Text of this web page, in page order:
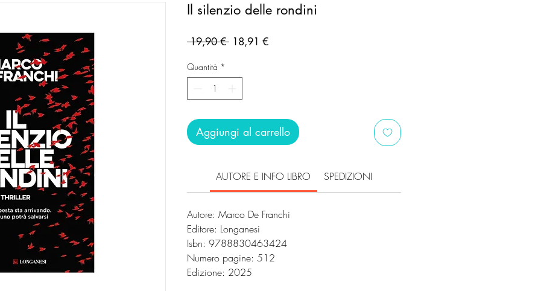
Il silenzio delle rondini
19,90 € Prezzo
18,91 €Prezzo
Quantità *
Aggiungi al carrello
AUTORE E INFO LIBRO SPEDIZIONI
Autore: Marco De Franchi
Editore: Longanesi
Isbn: 9788830463424
Numero pagine: 512
Edizione: 2025